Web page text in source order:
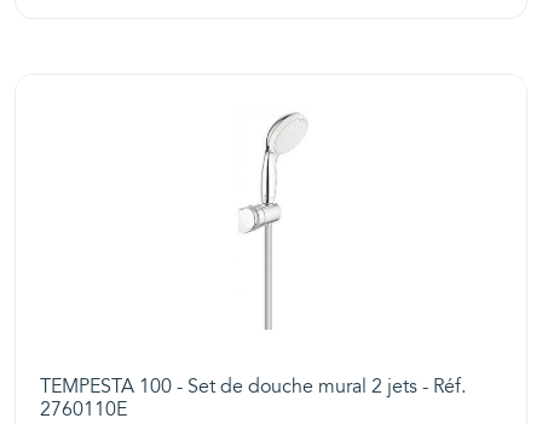
TEMPESTA 100 - Set de douche mural 2 jets - Réf.
2760110E